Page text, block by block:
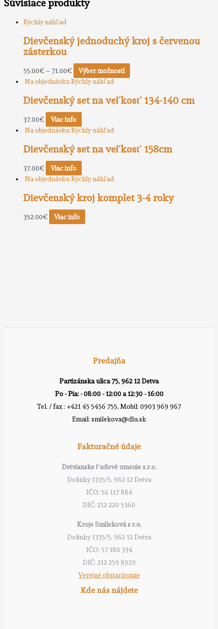
Súvisiace produkty
Rýchly náhľad
Dievčenský jednoduchý kroj s červenou
zásterkou
55.00€ – 71.00€
Výber možností
Na objednávku Rýchly náhľad
Dievčenský set na veľkosť 134-140 cm
37.00€
Viac info
Na objednávku Rýchly náhľad
Dievčenský set na veľkosť 158cm
37.00€
Viac info
Na objednávku Rýchly náhľad
Dievčenský kroj komplet 3-4 roky
352.00€ Viac info
Predajňa
Partizánska ulica 75, 962 12 Detva
Po - Pia: - 08:00 - 12:00 a 12:30 - 16:00
Tel. / fax : +421 45 5456 755, Mobil: 0903 969 967
Email: smilekova@dlu.sk
Fakturačné údaje
Detvianske ľudové umenie s.r.o.
Dolinky 1335/5, 962 12 Detva
IČO: 56 117 884
DIČ: 212 220 5360
Kroje Smileková s r.o.
Dolinky 1335/5, 962 12 Detva
IČO: 57 180 334
DIČ: 212 259 8929
Verejné obstarávanie
Kde nás nájdete